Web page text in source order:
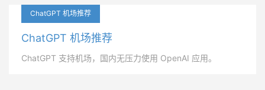
ChatGPT 机场推荐
ChatGPT 机场推荐
ChatGPT 支持机场，国内无压力使用 OpenAI 应用。